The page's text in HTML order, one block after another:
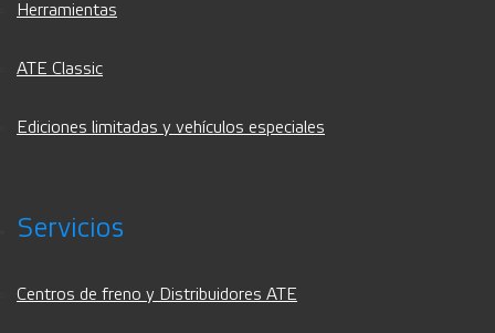
Herramientas
ATE Classic
Ediciones limitadas y vehículos especiales
Servicios
Centros de freno y Distribuidores ATE